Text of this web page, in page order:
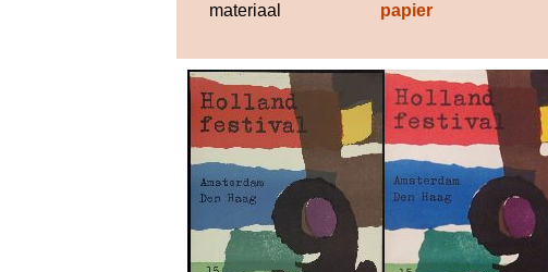
materiaal
papier